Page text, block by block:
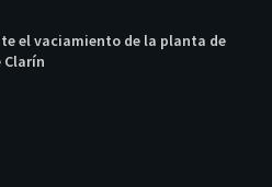
el vaciamiento de la planta de
Clarín